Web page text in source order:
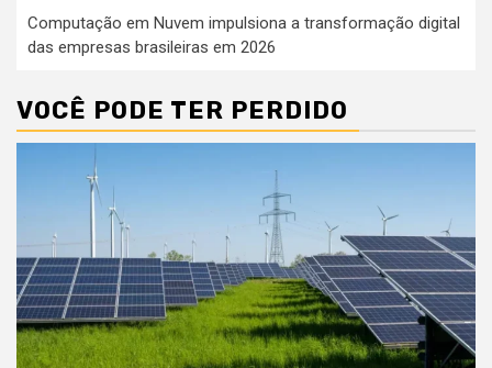
Computação em Nuvem impulsiona a transformação digital
das empresas brasileiras em 2026
VOCÊ PODE TER PERDIDO